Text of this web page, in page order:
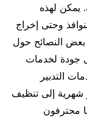
يمكن لهذه
وحتى إخراج
بعض النصائح حول
جودة لخدمات
التدبير
شهرية إلى تنظيف
محترفون